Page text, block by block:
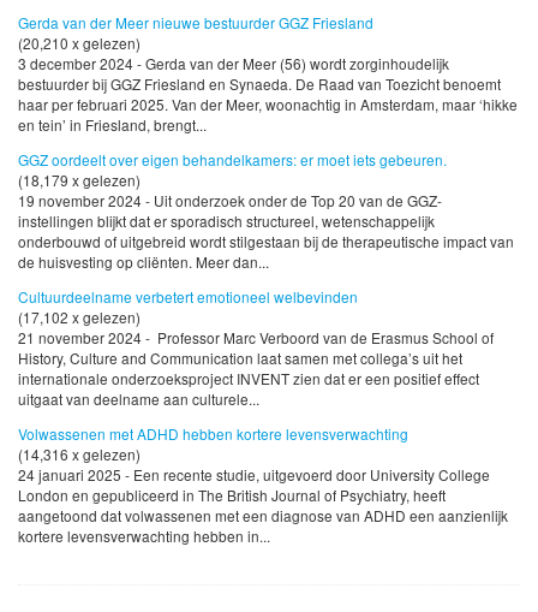
Gerda van der Meer nieuwe bestuurder GGZ Friesland
(20,210 x gelezen)
3 december 2024 - Gerda van der Meer (56) wordt zorginhoudelijk
bestuurder bij GGZ Friesland en Synaeda. De Raad van Toezicht benoemt
haar per februari 2025. Van der Meer, woonachtig in Amsterdam, maar ‘hikke
en tein’ in Friesland, brengt...
GGZ oordeelt over eigen behandelkamers: er moet iets gebeuren.
(18,179 x gelezen)
19 november 2024 - Uit onderzoek onder de Top 20 van de GGZ-
instellingen blijkt dat er sporadisch structureel, wetenschappelijk
onderbouwd of uitgebreid wordt stilgestaan bij de therapeutische impact van
de huisvesting op cliënten. Meer dan...
Cultuurdeelname verbetert emotioneel welbevinden
(17,102 x gelezen)
21 november 2024 - Professor Marc Verboord van de Erasmus School of
History, Culture and Communication laat samen met collega’s uit het
internationale onderzoeksproject INVENT zien dat er een positief effect
uitgaat van deelname aan culturele...
Volwassenen met ADHD hebben kortere levensverwachting
(14,316 x gelezen)
24 januari 2025 - Een recente studie, uitgevoerd door University College
London en gepubliceerd in The British Journal of Psychiatry, heeft
aangetoond dat volwassenen met een diagnose van ADHD een aanzienlijk
kortere levensverwachting hebben in...